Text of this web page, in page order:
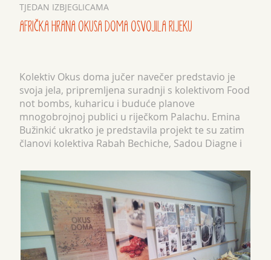
TJEDAN IZBJEGLICAMA
AFRIČKA HRANA OKUSA DOMA OSVOJILA RIJEKU
Kolektiv Okus doma jučer navečer predstavio je
svoja jela, pripremljena suradnji s kolektivom Food
not bombs, kuharicu i buduće planove
mnogobrojnoj publici u riječkom Palachu. Emina
Bužinkić ukratko je predstavila projekt te su zatim
članovi kolektiva Rabah Bechiche, Sadou Diagne i
pripremili: c...